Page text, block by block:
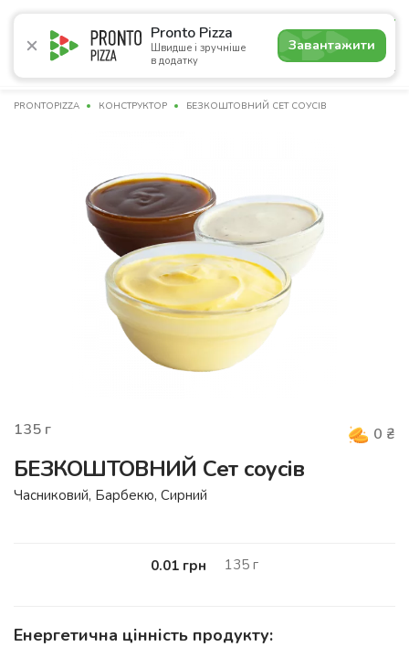
Pronto Pizza
Швидше і зручніше
в додатку
Завантажити
4.9
Акції Піца Суші Сети Сніданки
PRONTOPIZZA КОНСТРУКТОР БЕЗКОШТОВНИЙ СЕТ СОУСІВ
135 г 0 ₴
БЕЗКОШТОВНИЙ Сет соусів
Часниковий, Барбекю, Сирний
0.01 грн 135 г
Енергетична цінність продукту: